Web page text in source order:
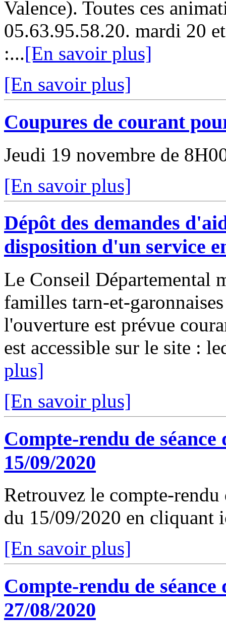
Valence). Toutes ces
05.63.95.58.20. mardi 20
:...[En savoir plus]
[En savoir plus]
Coupures de courant
Jeudi 19 novembre de
[En savoir plus]
Dépôt des demandes
disposition d'un service
Le Conseil Départemental
familles tarn-et-
l'ouverture est prévue
est accessible sur le site :
plus]
[En savoir plus]
Compte-rendu de
15/09/2020
Retrouvez le compte-
du 15/09/2020 en cliquant
[En savoir plus]
Compte-rendu de
27/08/2020